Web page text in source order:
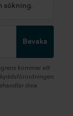
sökning.
Bevaka
kommer att
dina